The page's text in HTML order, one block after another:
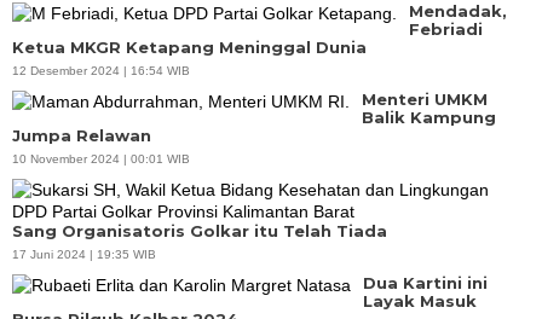
Mendadak,
Febriadi
Ketua MKGR Ketapang Meninggal Dunia
12 Desember 2024 | 16:54 WIB
Menteri UMKM
Balik Kampung
Jumpa Relawan
10 November 2024 | 00:01 WIB
Sang Organisatoris Golkar itu Telah Tiada
17 Juni 2024 | 19:35 WIB
Dua Kartini ini
Layak Masuk